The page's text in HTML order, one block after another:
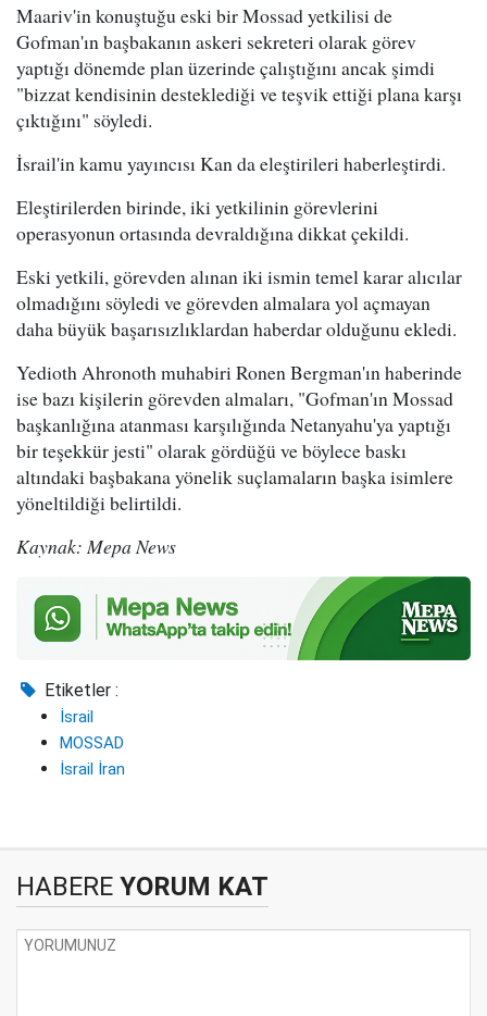
Maariv'in konuştuğu eski bir Mossad yetkilisi de
Gofman'ın başbakanın askeri sekreteri olarak görev
yaptığı dönemde plan üzerinde çalıştığını ancak şimdi
"bizzat kendisinin desteklediği ve teşvik ettiği plana karşı
çıktığını" söyledi.
İsrail'in kamu yayıncısı Kan da eleştirileri haberleştirdi.
Eleştirilerden birinde, iki yetkilinin görevlerini
operasyonun ortasında devraldığına dikkat çekildi.
Eski yetkili, görevden alınan iki ismin temel karar alıcılar
olmadığını söyledi ve görevden almalara yol açmayan
daha büyük başarısızlıklardan haberdar olduğunu ekledi.
Yedioth Ahronoth muhabiri Ronen Bergman'ın haberinde
ise bazı kişilerin görevden almaları, "Gofman'ın Mossad
başkanlığına atanması karşılığında Netanyahu'ya yaptığı
bir teşekkür jesti" olarak gördüğü ve böylece baskı
altındaki başbakana yönelik suçlamaların başka isimlere
yöneltildiği belirtildi.
Kaynak: Mepa News
Etiketler :
İsrail
MOSSAD
İsrail İran
HABERE YORUM KAT